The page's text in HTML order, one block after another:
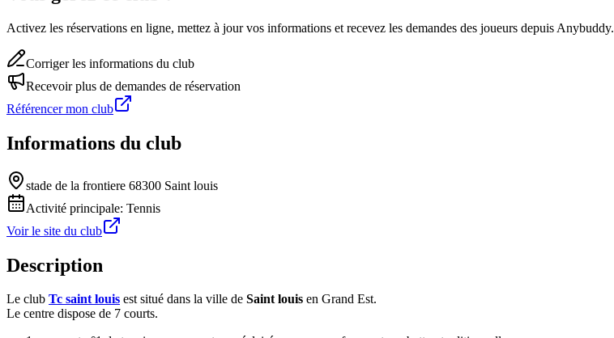
Activez les réservations en ligne, mettez à jour vos informations et recevez les demandes des joueurs depuis Anybuddy.
Corriger les informations du club
Recevoir plus de demandes de réservation
Référencer mon club
Informations du club
stade de la frontiere 68300 Saint louis
Activité principale: Tennis
Voir le site du club
Description
Le club Tc saint louis est situé dans la ville de Saint louis en Grand Est.
Le centre dispose de 7 courts.